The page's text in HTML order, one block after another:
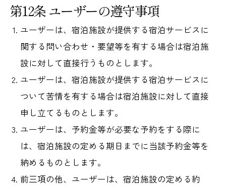
第12条 ユーザーの遵守事項
ユーザーは、宿泊施設が提供する宿泊サービスに
関する問い合わせ・要望等を有する場合は宿泊施
設に対して直接行うものとします。
ユーザーは、宿泊施設が提供する宿泊サービスに
ついて苦情を有する場合は宿泊施設に対して直接
申し立てるものとします。
ユーザーは、予約金等が必要な予約をする際に
は、宿泊施設の定める期日までに当該予約金等を
納めるものとします。
前三項の他、ユーザーは、宿泊施設の定める約